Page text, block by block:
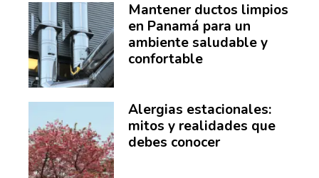
Mantener ductos limpios
en Panamá para un
ambiente saludable y
confortable
Alergias estacionales:
mitos y realidades que
debes conocer